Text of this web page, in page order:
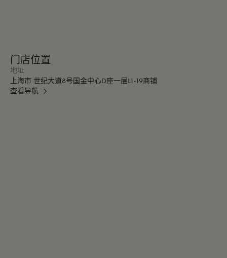
门店位置
地址
上海市 世纪大道8号国金中心D座一层L1-19商铺
查看导航